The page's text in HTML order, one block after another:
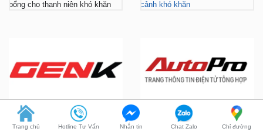
“làm đẹp” nâng cấp VF3 “gây
bão” giới trẻ hiện nay
ZKar Auto hợp tác với Mitsubishi
Tiền Giang, khách Việt có thêm
địa điểm lắp đặt...
Trang chủ Hotline Tư Vấn Nhắn tin Chat Zalo Chỉ đường